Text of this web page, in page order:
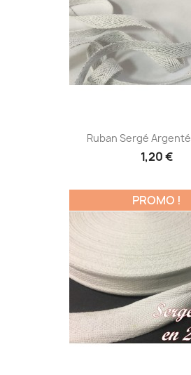
Ruban Sergé
1,20 €
PROMO !